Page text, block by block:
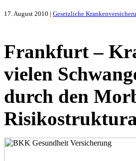
17. August 2010 | Gesetzliche
Frankfurt –
vielen
durch den